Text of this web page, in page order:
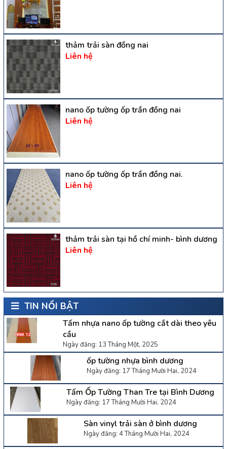
thảm trải sàn đồng nai
Liên hệ
nano ốp tường ốp trần đồng nai
Liên hệ
nano ốp tường ốp trần đồng nai.
Liên hệ
thảm trải sàn tại hồ chí minh- bình dương
Liên hệ
TIN NỔI BẬT
Tấm nhựa nano ốp tường cắt dài theo yêu
cầu
Ngày đăng: 13 Tháng Một, 2025
ốp tường nhựa bình dương
Ngày đăng: 17 Tháng Mười Hai, 2024
Tấm Ốp Tường Than Tre tại Bình Dương
Ngày đăng: 17 Tháng Mười Hai, 2024
Sàn vinyl trải sàn ở bình dương
Ngày đăng: 4 Tháng Mười Hai, 2024